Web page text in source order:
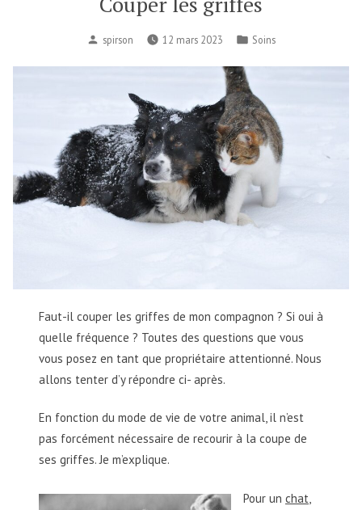
spirson 12 mars 2023 Soins
Faut-il couper les griffes de mon compagnon ? Si oui à
quelle fréquence ? Toutes des questions que vous
vous posez en tant que propriétaire attentionné. Nous
allons tenter d’y répondre ci- après.
En fonction du mode de vie de votre animal, il n’est
pas forcément nécessaire de recourir à la coupe de
ses griffes. Je m’explique.
Pour un chat